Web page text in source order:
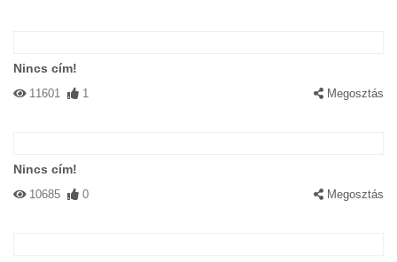
Nincs cím!
11601 1 Megosztás
Nincs cím!
10685 0 Megosztás